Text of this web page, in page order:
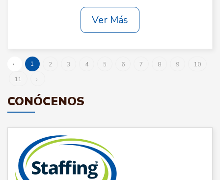
Ver Más
‹ 1 2 3 4 5 6 7 8 9
10
11
›
CONÓCENOS